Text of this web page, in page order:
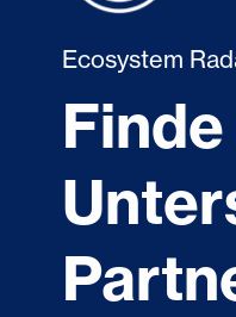
Ecosystem